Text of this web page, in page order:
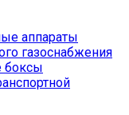
аппараты
газоснабжения
боксы